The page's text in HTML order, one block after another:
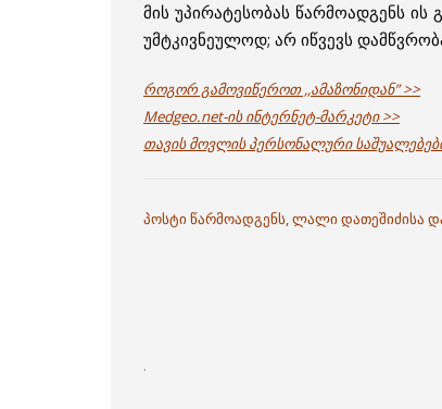
მის უპირატესობას წარმოადგენს
უმტკივნეულოდ; არ იწვევს
როგორ გამოვიწეროთ ,,ამაზონიდან” >>
Medgeo.net-ის ინტერნეტ-მარკეტი >>
თავის მოვლის პერსონალური
პოსტი წარმოადგენს, ლალი დათეშიძისა
.